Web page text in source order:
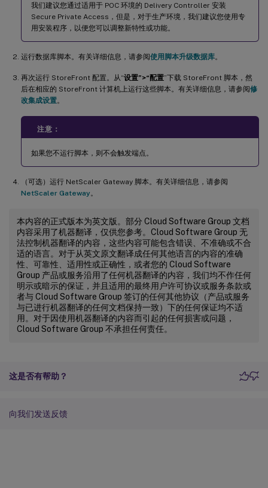
我们建议您通过适用于 POC 环境的 Delivery Controller 安装
Secure Private Access，但是，对于生产环境，我们建议您使用专
用安装程序，以便您可以调整新特性或功能。
运行数据库脚本。有关详细信息，请参阅使用脚本升级数据库。
再次运行 StoreFront 配置。从“设置”>“配置”下载 StoreFront 脚本，然
后在相应的 StoreFront 计算机上运行这些脚本。有关详细信息，请参阅修
改集成设置。
注意：
如果您不运行脚本，则不会触发端点。
（可选）运行 NetScaler Gateway 脚本。有关详细信息，请参阅
NetScaler Gateway 。
本内容的正式版本为英文版。部分 Cloud Software Group 文档
内容采用了机器翻译，仅供您参考。Cloud Software Group 无
法控制机器翻译的内容，这些内容可能包含错误、不准确或不合
适的语言。对于从英文原文翻译成任何其他语言的内容的准确
性、可靠性、适用性或正确性，或者您的 Cloud Software
Group 产品或服务沿用了任何机器翻译的内容，我们均不作任何
明示或暗示的保证，并且适用的最终用户许可协议或服务条款或
者与 Cloud Software Group 签订的任何其他协议（产品或服务
与已进行机器翻译的任何文档保持一致）下的任何保证均不适
用。对于因使用机器翻译的内容而引起的任何损害或问题，
Cloud Software Group 不承担任何责任。
这是否有帮助？
向我们发送反馈